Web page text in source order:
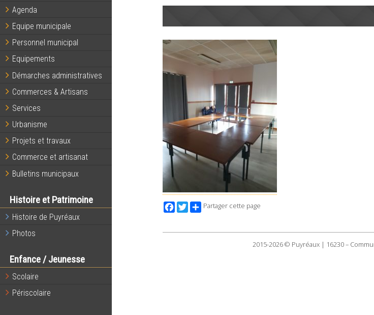
Agenda
Equipe municipale
Personnel municipal
Equipements
Démarches administratives
Commerces & Artisans
Services
Urbanisme
Projets et travaux
Commerce et artisanat
Bulletins municipaux
Histoire et Patrimoine
Histoire de Puyréaux
Photos
Enfance / Jeunesse
Scolaire
Périscolaire
Facebook
TwitterPartager cette page
2015-2026 © Puyréaux | 16230 –